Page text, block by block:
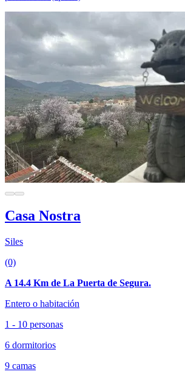
Casa Nostra
Siles
(0)
A 14.4 Km de La Puerta de Segura.
Entero o habitación
1 - 10 personas
6 dormitorios
9 camas